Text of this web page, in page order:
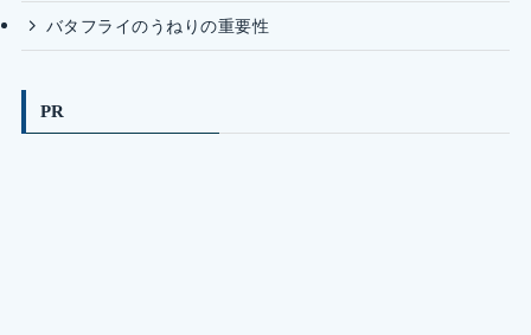
バタフライのうねりの重要性
PR